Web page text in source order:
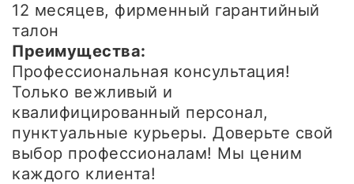
12 месяцев, фирменный гарантийный
талон
Преимущества:
Профессиональная консультация!
Только вежливый и
квалифицированный персонал,
пунктуальные курьеры. Доверьте свой
выбор профессионалам! Мы ценим
каждого клиента!